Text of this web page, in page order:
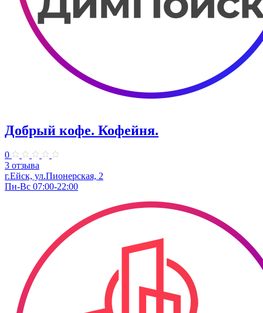
Добрый кофе. Кофейня.
0
3 отзыва
г.Ейск, ул.Пионерская, 2
Пн-Вс 07:00-22:00